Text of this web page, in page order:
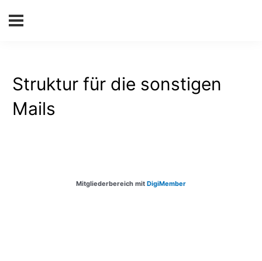
Struktur für die sonstigen
Mails
Mitgliederbereich mit DigiMember